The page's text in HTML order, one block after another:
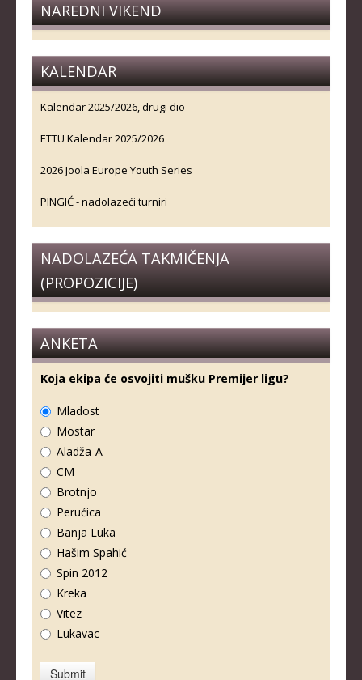
NAREDNI VIKEND
KALENDAR
Kalendar 2025/2026, drugi dio
ETTU Kalendar 2025/2026
2026 Joola Europe Youth Series
PINGIĆ - nadolazeći turniri
NADOLAZEĆA TAKMIČENJA
(PROPOZICIJE)
ANKETA
Koja ekipa će osvojiti mušku Premijer ligu?
Mladost
Mostar
Aladža-A
CM
Brotnjo
Perućica
Banja Luka
Hašim Spahić
Spin 2012
Kreka
Vitez
Lukavac